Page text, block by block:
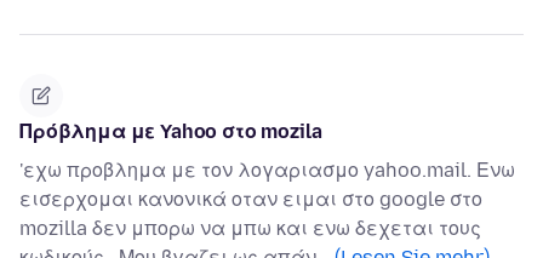
Πρόβλημα με Yahoo στο mozila
'εχω προβλημα με τον λογαριασμο yahoo.mail. Ενω
εισερχομαι κανονικά οταν ειμαι στο google στο
mozilla δεν μπορω να μπω και ενω δεχεται τους